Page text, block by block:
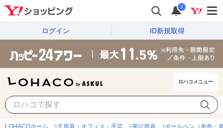
i
ログイン ID新規取得
ロハコメニュー